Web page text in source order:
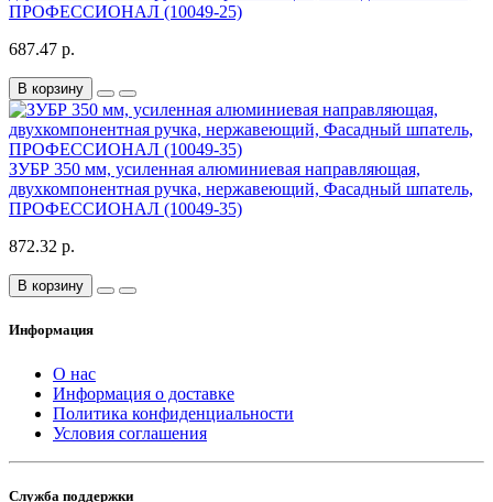
ПРОФЕССИОНАЛ (10049-25)
687.47 р.
В корзину
ЗУБР 350 мм, усиленная алюминиевая направляющая,
двухкомпонентная ручка, нержавеющий, Фасадный шпатель,
ПРОФЕССИОНАЛ (10049-35)
872.32 р.
В корзину
Информация
О нас
Информация о доставке
Политика конфиденциальности
Условия соглашения
Служба поддержки